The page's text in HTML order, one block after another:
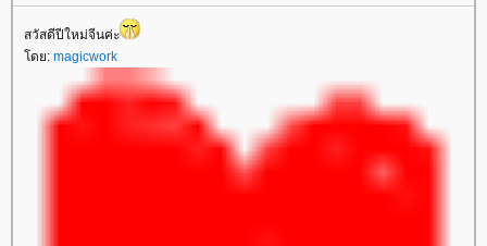
สวัสดีปีใหม่จีนค่ะ
โดย: magicwork